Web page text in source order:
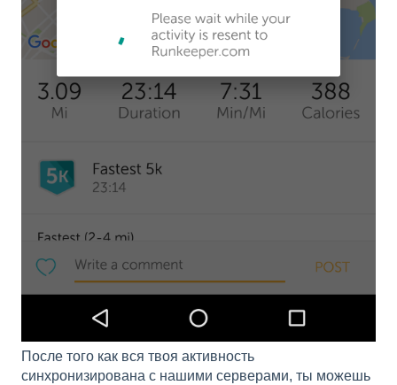
После того как вся твоя активность
синхронизирована с нашими серверами, ты можешь